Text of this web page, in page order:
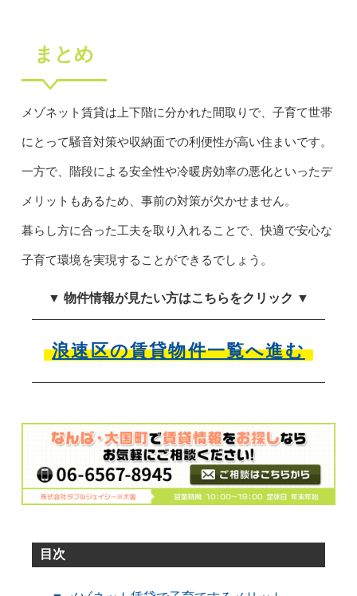
まとめ
メゾネット賃貸は上下階に分かれた間取りで、子育て世帯
にとって騒音対策や収納面での利便性が高い住まいです。
一方で、階段による安全性や冷暖房効率の悪化といったデ
メリットもあるため、事前の対策が欠かせません。
暮らし方に合った工夫を取り入れることで、快適で安心な
子育て環境を実現することができるでしょう。
▼ 物件情報が見たい方はこちらをクリック ▼
浪速区の賃貸物件一覧へ進む
目次